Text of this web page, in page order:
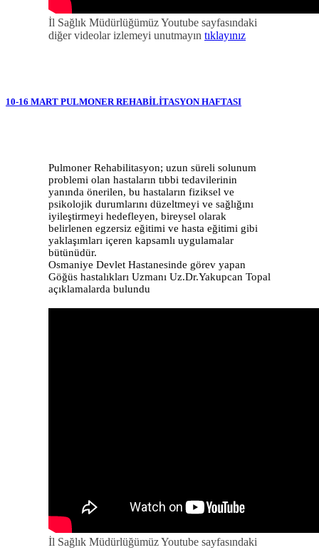
İl Sağlık Müdürlüğümüz Youtube sayfasındaki
diğer videolar izlemeyi unutmayın tıklayınız
10-16 MART PULMONER REHABİLİTASYON HAFTASI
Pulmoner Rehabilitasyon; uzun süreli solunum
problemi olan hastaların tıbbi tedavilerinin
yanında önerilen, bu hastaların fiziksel ve
psikolojik durumlarını düzeltmeyi ve sağlığını
iyileştirmeyi hedefleyen, bireysel olarak
belirlenen egzersiz eğitimi ve hasta eğitimi gibi
yaklaşımları içeren kapsamlı uygulamalar
bütünüdür.
Osmaniye Devlet Hastanesinde görev yapan
Göğüs hastalıkları Uzmanı Uz.Dr.Yakupcan Topal
açıklamalarda bulundu
İl Sağlık Müdürlüğümüz Youtube sayfasındaki